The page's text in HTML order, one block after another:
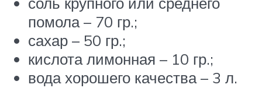
помола – 70 гр.;
сахар – 50 гр.;
кислота лимонная – 10 гр.;
вода хорошего качества – 3 л.